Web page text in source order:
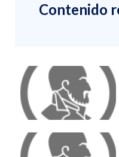
Contenido